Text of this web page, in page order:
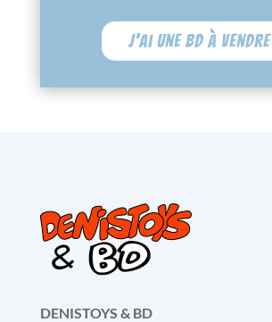
J'ai une BD à vendre
DENISTOYS & BD